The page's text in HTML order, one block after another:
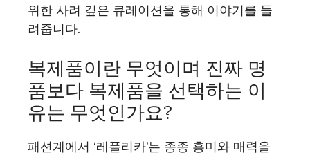
위한 사려 깊은 큐레이션을 통해 이야기를 들
려줍니다.
복제품이란 무엇이며 진짜 명
품보다 복제품을 선택하는 이
유는 무엇인가요?
패션계에서 ‘레플리카’는 종종 흥미와 매력을